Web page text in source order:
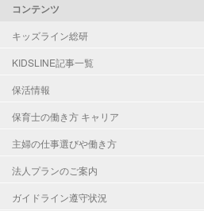
コンテンツ
キッズライン総研
KIDSLINE記事一覧
保活情報
保育士の働き方 キャリア
主婦の仕事選びや働き方
法人プランのご案内
ガイドライン遵守状況